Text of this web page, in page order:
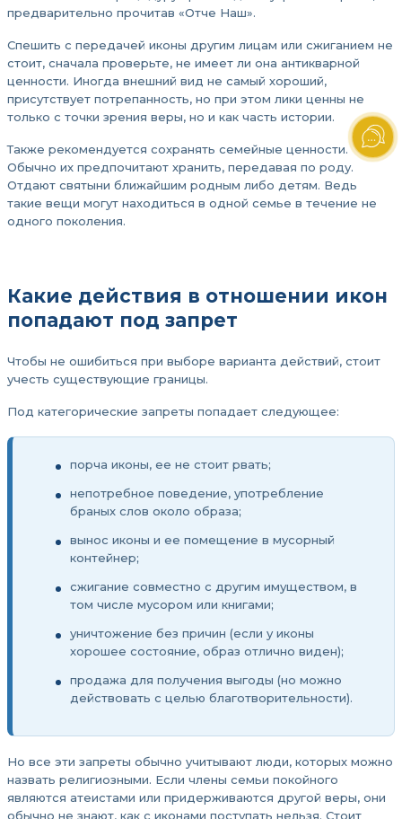
предварительно прочитав «Отче Наш».
Спешить с передачей иконы другим лицам или сжиганием не
стоит, сначала проверьте, не имеет ли она антикварной
ценности. Иногда внешний вид не самый хороший,
присутствует потрепанность, но при этом лики ценны не
только с точки зрения веры, но и как часть истории.
Также рекомендуется сохранять семейные ценности.
Обычно их предпочитают хранить, передавая по роду.
Отдают святыни ближайшим родным либо детям. Ведь
такие вещи могут находиться в одной семье в течение не
одного поколения.
Какие действия в отношении икон
попадают под запрет
Чтобы не ошибиться при выборе варианта действий, стоит
учесть существующие границы.
Под категорические запреты попадает следующее:
порча иконы, ее не стоит рвать;
непотребное поведение, употребление
браных слов около образа;
вынос иконы и ее помещение в мусорный
контейнер;
сжигание совместно с другим имуществом, в
том числе мусором или книгами;
уничтожение без причин (если у иконы
хорошее состояние, образ отлично виден);
продажа для получения выгоды (но можно
действовать с целью благотворительности).
Но все эти запреты обычно учитывают люди, которых можно
назвать религиозными. Если члены семьи покойного
являются атеистами или придерживаются другой веры, они
обычно не знают, как с иконами поступать нельзя. Стоит